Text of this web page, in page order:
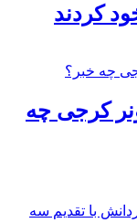
کردند
کرجی چه